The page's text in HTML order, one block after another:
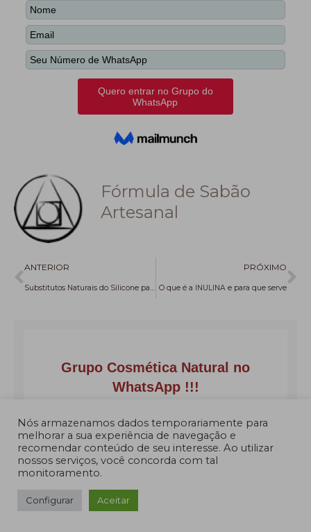
Fórmula de Sabão
Artesanal
Anterior
ANTERIOR PRÓXIMO
O que é a INULINA e para que serve
Nós armazenamos dados temporariamente para
melhorar a sua experiência de navegação e
recomendar conteúdo de seu interesse. Ao utilizar
nossos serviços, você concorda com tal
monitoramento.
Configurar Aceitar